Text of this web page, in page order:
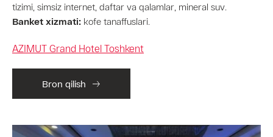
tizimi, simsiz internet, daftar va qalamlar, mineral suv.
Banket xizmati: kofe tanaffuslari.
AZIMUT Grand Hotel Toshkent
Bron qilish